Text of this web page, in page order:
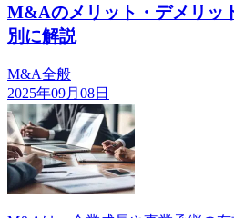
M&Aのメリット・デメリッ
別に解説
M&A全般
2025年09月08日